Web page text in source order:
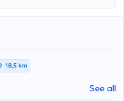
18,5 km
See all